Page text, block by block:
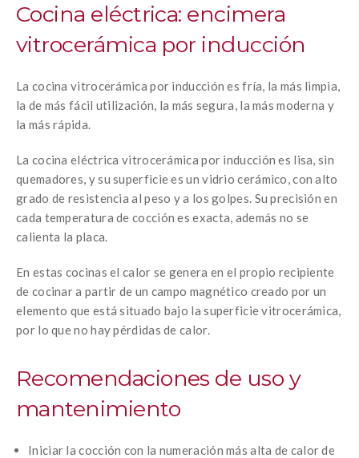
Cocina eléctrica: encimera
vitrocerámica por inducción
La cocina vitrocerámica por inducción es fría, la más limpia,
la de más fácil utilización, la más segura, la más moderna y
la más rápida.
La cocina eléctrica vitrocerámica por inducción es lisa, sin
quemadores, y su superficie es un vidrio cerámico, con alto
grado de resistencia al peso y a los golpes. Su precisión en
cada temperatura de cocción es exacta, además no se
calienta la placa.
En estas cocinas el calor se genera en el propio recipiente
de cocinar a partir de un campo magnético creado por un
elemento que está situado bajo la superficie vitrocerámica,
por lo que no hay pérdidas de calor.
Recomendaciones de uso y
mantenimiento
Iniciar la cocción con la numeración más alta de calor de